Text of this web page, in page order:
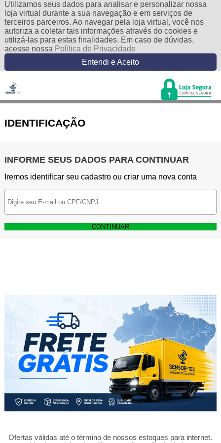
Utilizamos seus dados para analisar e personalizar nossa
loja virtual durante a sua navegação e em serviços de
terceiros parceiros. Ao navegar pela loja virtual, você nos
autoriza a coletar tais informações através do cookies e
utilizá-las para estas finalidades. Em caso de dúvidas,
acesse nossa Política de Privacidade
Entendi e Aceito
IDENTIFICAÇÃO
INFORME SEUS DADOS PARA CONTINUAR
Iremos identificar seu cadastro ou criar uma nova conta
CONTINUAR
Ofertas válidas até o término de nossos estoques para internet.